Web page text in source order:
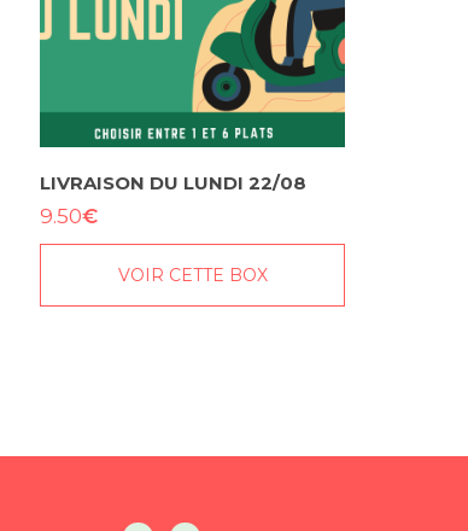
LIVRAISON DU LUNDI 22/08
9.50€
VOIR CETTE BOX